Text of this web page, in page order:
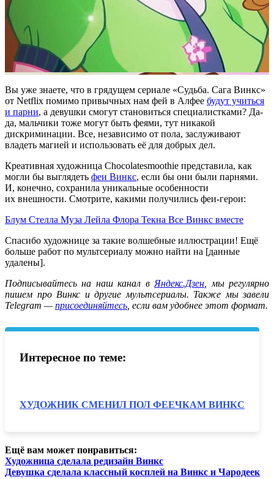
Вы уже знаете, что в грядущем сериале «Судьба. Сага Винкс»
от Netflix помимо привычных нам фей в Алфее будут учиться
и парни, а девушки смогут становиться специалистками? Да-
да, мальчики тоже могут быть феями, тут никакой
дискриминации. Все, независимо от пола, заслуживают
владеть магией и использовать её для добрых дел.
Креативная художница Chocolatesmoothie представила, как
могли бы выглядеть феи Винкс, если бы они были парнями.
И, конечно, сохранила уникальные особенности
их внешности. Смотрите, какими получились феи-герои:
Блум Стелла Муза Лейла Флора Текна Все Винкс вместе
Спасибо художнице за такие волшебные иллюстрации! Ещё
больше работ по мультсериалу можно найти на [данные
удалены].
Подписывайтесь на наш канал в Яндекс.Дзен , мы регулярно
пишем про Винкс и другие мультсериалы. Также мы завели
Telegram — присоединяйтесь , если вам удобнее этот формат.
Интересное по теме:
ХУДОЖНИК СМЕНИЛ ПОЛ ФЕЕЧКАМ ВИНКС
Ещё вам может понравиться:
Художница сделала редизайн Винкс
Девушка сделала классный косплей на Винкс и Чародеек